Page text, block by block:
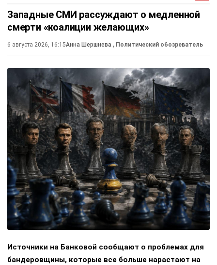
Западные СМИ рассуждают о медленной
смерти «коалиции желающих»
6 августа 2026, 16:15Анна Шершнева , Политический обозреватель
Источники на Банковой сообщают о проблемах для
бандеровщины, которые все больше нарастают на